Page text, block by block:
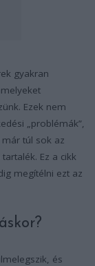
gyakran
Ezek nem
„problémák”,
túl sok az
Ez a cikk
megítélni ezt az
és